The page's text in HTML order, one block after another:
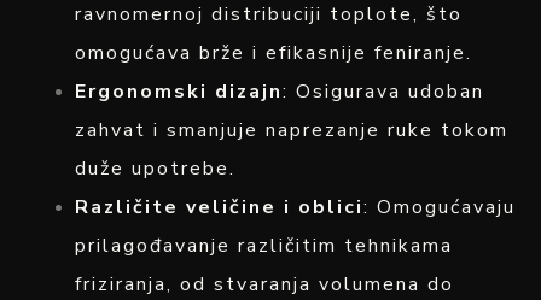
ravnomernoj distribuciji toplote, što
omogućava brže i efikasnije feniranje.
Ergonomski dizajn: Osigurava udoban
zahvat i smanjuje naprezanje ruke tokom
duže upotrebe.
Različite veličine i oblici: Omogućavaju
prilagođavanje različitim tehnikama
friziranja, od stvaranja volumena do